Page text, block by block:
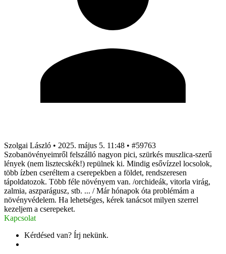
Szolgai László • 2025. május 5. 11:48 • #59763
Szobanövényeimről felszálló nagyon pici, szürkés muszlica-szerű
lények (nem lisztecskék!) repülnek ki. Mindig esővízzel locsolok,
több ízben cseréltem a cserepekben a földet, rendszeresen
tápoldatozok. Több féle növényem van. /orchideák, vitorla virág,
zalmia, aszparágusz, stb. ... / Már hónapok óta problémám a
növényvédelem. Ha lehetséges, kérek tanácsot milyen szerrel
kezeljem a cserepeket.
Kapcsolat
Kérdésed van? Írj nekünk.